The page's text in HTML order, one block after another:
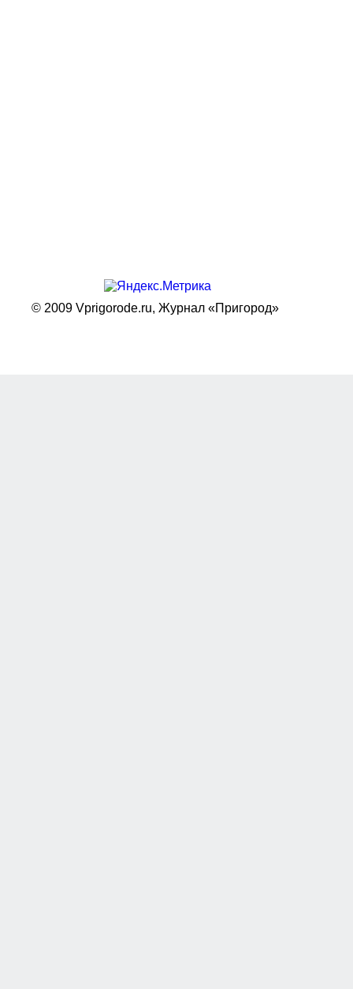
© 2009 Vprigorode.ru, Журнал «Пригород»